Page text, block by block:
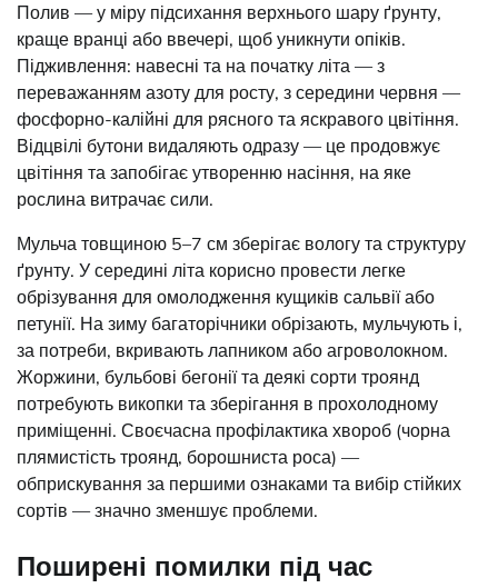
Полив — у міру підсихання верхнього шару ґрунту,
краще вранці або ввечері, щоб уникнути опіків.
Підживлення: навесні та на початку літа — з
переважанням азоту для росту, з середини червня —
фосфорно-калійні для рясного та яскравого цвітіння.
Відцвілі бутони видаляють одразу — це продовжує
цвітіння та запобігає утворенню насіння, на яке
рослина витрачає сили.
Мульча товщиною 5–7 см зберігає вологу та структуру
ґрунту. У середині літа корисно провести легке
обрізування для омолодження кущиків сальвії або
петунії. На зиму багаторічники обрізають, мульчують і,
за потреби, вкривають лапником або агроволокном.
Жоржини, бульбові бегонії та деякі сорти троянд
потребують викопки та зберігання в прохолодному
приміщенні. Своєчасна профілактика хвороб (чорна
плямистість троянд, борошниста роса) —
обприскування за першими ознаками та вибір стійких
сортів — значно зменшує проблеми.
Поширені помилки під час